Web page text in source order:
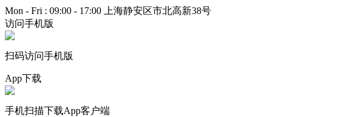
Mon - Fri : 09:00 - 17:00
上海静安区市北高新38号
访问手机版
扫码访问手机版
App下载
手机扫描下载App客户端